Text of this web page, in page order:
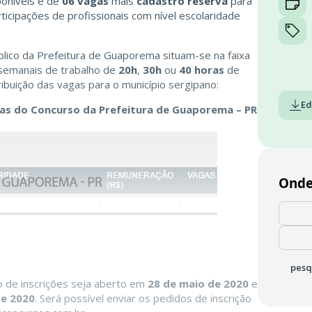
de profissionais com nível escolaridade
da Prefeitura de Guaporema situam-se na faixa
de trabalho de 20h, 30h ou 40 horas de
das vagas para o município sergipano:
do Concurso da Prefeitura de Guaporema – PR
inscrições seja aberto em 28 de maio de 2020 e
2020. Será possível enviar os pedidos de inscrição